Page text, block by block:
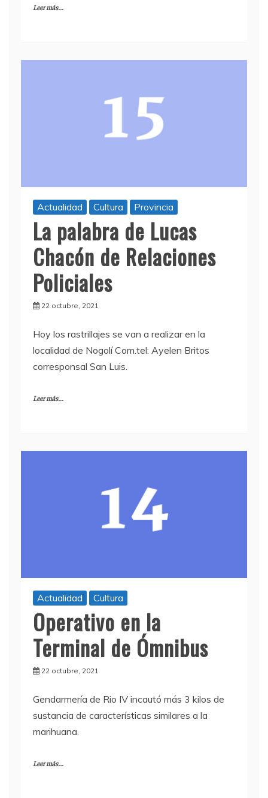
Leer más...
Actualidad Cultura Provincia
La palabra de Lucas
Chacón de Relaciones
Policiales
22 octubre, 2021
Hoy los rastrillajes se van a realizar en la
localidad de Nogolí Com.tel: Ayelen Britos
corresponsal San Luis.
Leer más...
Actualidad Cultura
Operativo en la
Terminal de Ómnibus
22 octubre, 2021
Gendarmería de Rio IV incautó más 3 kilos de
sustancia de características similares a la
marihuana.
Leer más...